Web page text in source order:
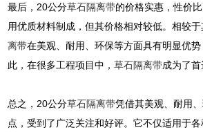
最后，20公分草石隔离带的价格实惠，性价
用优质材料制成，但其价格相对较低。相较
离带在美观、耐用、环保等方面具有明显优
此，在很多工程项目中，草石隔离带成为了首
总之，20公分草石隔离带凭借其美观、耐用
点，受到了广泛关注和好评。它不仅适用于